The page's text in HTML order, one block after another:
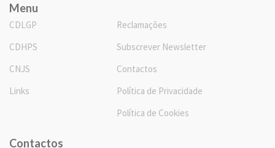
Menu
CDLGP
CDHPS
CNJS
Links
Reclamações
Subscrever Newsletter
Contactos
Política de Privacidade
Política de Cookies
Contactos